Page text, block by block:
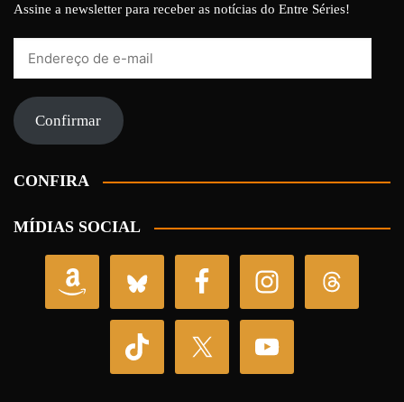
Assine a newsletter para receber as notícias do Entre Séries!
mail Confirmar
CONFIRA
MÍDIAS SOCIAL